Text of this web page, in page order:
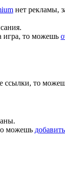
нет рекламы,
игра, то можешь
ссылки, то
можешь добавить